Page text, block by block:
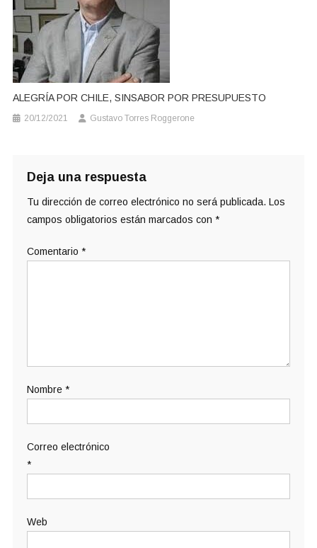
ALEGRÍA POR CHILE, SINSABOR POR PRESUPUESTO
20/12/2021 Gustavo Torres Roggerone
Deja una respuesta
Tu dirección de correo electrónico no será publicada. Los
campos obligatorios están marcados con *
Comentario *
Nombre *
Correo electrónico
*
Web